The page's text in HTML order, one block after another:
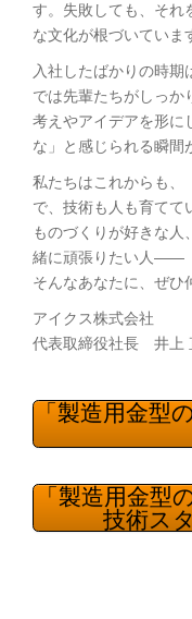
す。失敗しても、そ
な文化が根づいていま
入社したばかりの時期
では先輩たちがしっか
考えやアイデアを形に
な」と感じられる瞬間
私たちはこれからも、
で、技術も人も育てて
ものづくりが好きな人
緒に頑張りたい人――
そんなあなたに、ぜひ
アイクス株式会社
代表取締役社長 井上
「製造用金型
「製造用金型
技術ス